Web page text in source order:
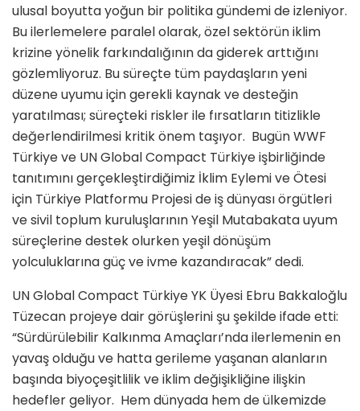
ulusal boyutta yoğun bir politika gündemi de izleniyor.
Bu ilerlemelere paralel olarak, özel sektörün iklim
krizine yönelik farkındalığının da giderek arttığını
gözlemliyoruz. Bu süreçte tüm paydaşların yeni
düzene uyumu için gerekli kaynak ve desteğin
yaratılması; süreçteki riskler ile fırsatların titizlikle
değerlendirilmesi kritik önem taşıyor. Bugün WWF
Türkiye ve UN Global Compact Türkiye işbirliğinde
tanıtımını gerçekleştirdiğimiz İklim Eylemi ve Ötesi
için Türkiye Platformu Projesi de iş dünyası örgütleri
ve sivil toplum kuruluşlarının Yeşil Mutabakata uyum
süreçlerine destek olurken yeşil dönüşüm
yolculuklarına güç ve ivme kazandıracak” dedi.
UN Global Compact Türkiye YK Üyesi Ebru Bakkaloğlu
Tüzecan projeye dair görüşlerini şu şekilde ifade etti:
“Sürdürülebilir Kalkınma Amaçları’nda ilerlemenin en
yavaş olduğu ve hatta gerileme yaşanan alanların
başında biyoçeşitlilik ve iklim değişikliğine ilişkin
hedefler geliyor. Hem dünyada hem de ülkemizde